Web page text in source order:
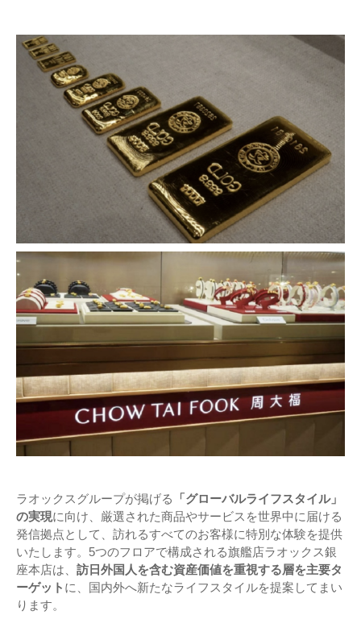
ラオックスグループが掲げる
「グローバルライフスタイル」
の実現に向け、厳選された商品やサービスを世界中に届ける
発信拠点として、訪れるすべてのお客様に特別な体験を提供
いたします。5つのフロアで構成される旗艦店ラオックス銀
座本店は、 訪日外国人を含む資産価値を重視する層を主要タ
ーゲット に、国内外へ新たなライフスタイルを提案してまい
ります。